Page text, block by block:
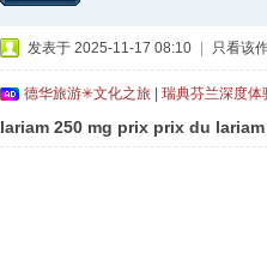
发表于 2025-11-17 08:10 只看该
德华旅游✳文化之旅 | 瑞典芬兰深度
lariam 250 mg prix prix du lariam